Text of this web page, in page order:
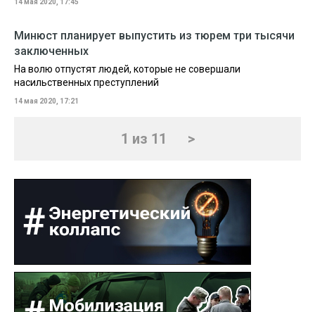
14 мая 2020, 17:45
Минюст планирует выпустить из тюрем три тысячи
заключенных
На волю отпустят людей, которые не совершали
насильственных преступлений
14 мая 2020, 17:21
1 из 11 >